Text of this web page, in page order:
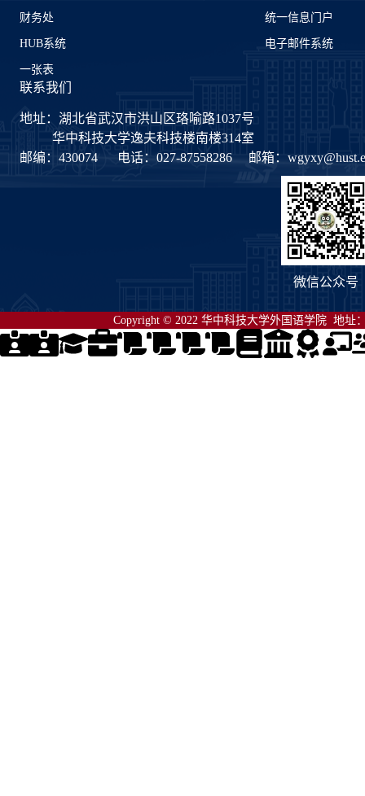
财务处 统一信息门户
HUB系统 电子邮件系统
一张表
联系我们
地址：湖北省武汉市洪山区珞喻路1037号
华中科技大学逸夫科技楼南楼314室
邮编：430074
电话：027-87558286 邮箱：
微信公众号
Copyright © 2022 华中科技大学外国语学院 地址